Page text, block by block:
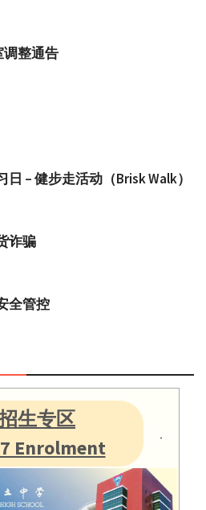
调整通告
– 健步走活动（Brisk Walk）
诈骗
全管控
生专区
Enrolment